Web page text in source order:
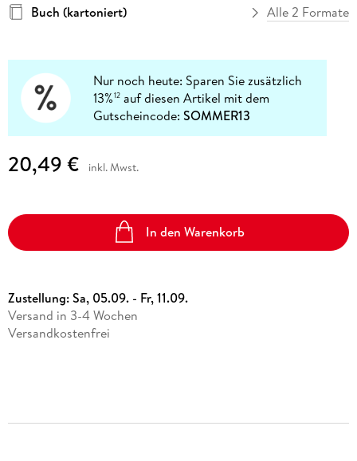
Buch (kartoniert)
Alle 2 Formate
Nur noch heute: Sparen Sie zusätzlich
13%12 auf diesen Artikel mit dem
Gutscheincode:SOMMER13
20,49 € inkl. Mwst.
In den Warenkorb
Zustellung:Sa, 05.09. - Fr, 11.09.
Versand in 3-4 Wochen
Versandkostenfrei